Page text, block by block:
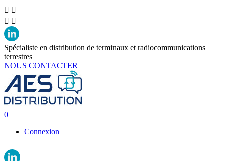
 
 
Spécialiste en distribution de terminaux et radiocommunications
terrestres
NOUS CONTACTER
0
Connexion